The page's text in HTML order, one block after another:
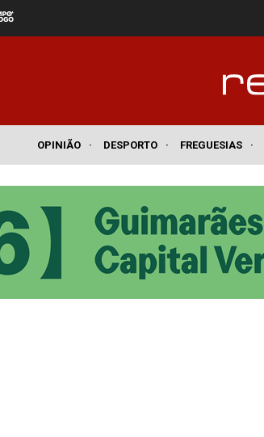
OPINIÃO · DESPORTO · FREGUESIAS ·